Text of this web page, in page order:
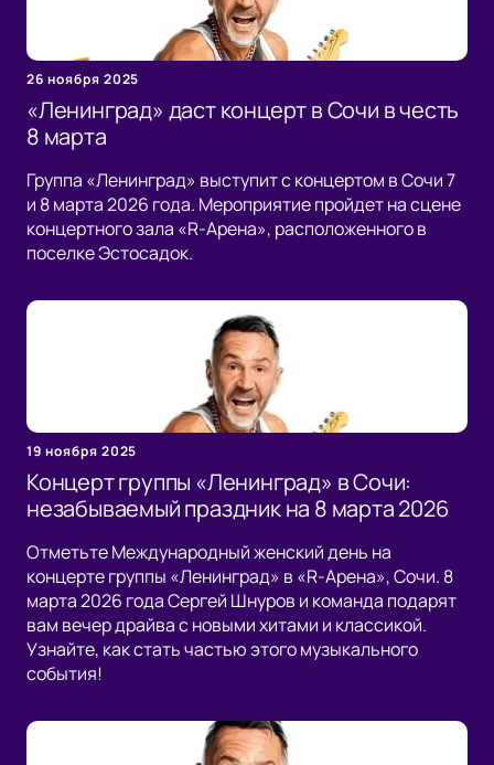
26 ноября 2025
«Ленинград» даст концерт в Сочи в честь
8 марта
Группа «Ленинград» выступит с концертом в Сочи 7
и 8 марта 2026 года. Мероприятие пройдет на сцене
концертного зала «R-Арена», расположенного в
поселке Эстосадок.
19 ноября 2025
Концерт группы «Ленинград» в Сочи:
незабываемый праздник на 8 марта 2026
Отметьте Международный женский день на
концерте группы «Ленинград» в «R-Арена», Сочи. 8
марта 2026 года Сергей Шнуров и команда подарят
вам вечер драйва с новыми хитами и классикой.
Узнайте, как стать частью этого музыкального
события!